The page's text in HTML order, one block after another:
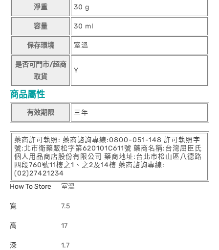
淨重 30 g
容量 30 ml
保存環境 室溫
是否可門市/超商
取貨
Y
商品屬性
有效期限 三年
藥商許可執照: 藥商諮詢專線:0800-051-148 許可執照字
號:北市衛藥販松字第620101C611號 藥商名稱:台灣屈臣氏
個人用品商店股份有限公司 藥商地址:台北市松山區八德路
四段760號11樓之1、之2及14樓 藥商諮詢專線:
(02)27421234
How To Store
室溫
寬 7.5
高 17
深 1.7